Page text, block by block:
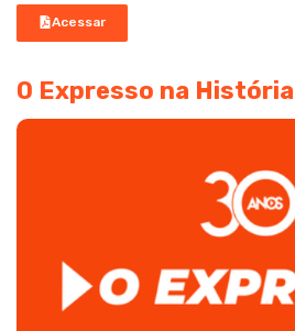
Acessar
O Expresso na História